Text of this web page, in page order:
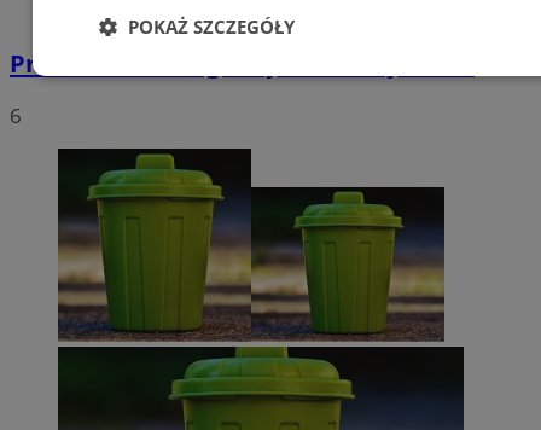
Przebudowa drogi wojewódzkiej nr 925
6
POKAŻ SZCZEGÓŁY
Niezbędne Wydajność Targetowanie
Funkcjonalność
Niezbędne Wydajność
Targetowanie
Funkcjonalność
Niesklasyfikowane
Niezbędne pliki cookie umożliwiają korzystanie z podstawowych